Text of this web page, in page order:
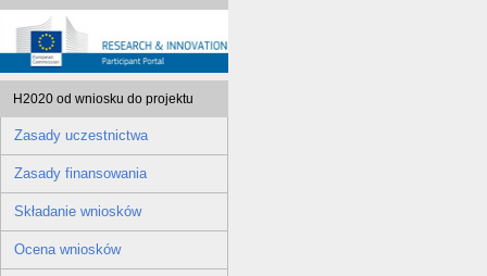
H2020 od wniosku do projektu
Zasady uczestnictwa
Zasady finansowania
Składanie wniosków
Ocena wniosków